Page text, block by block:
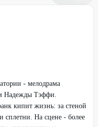
- мелодрама
Надежды Тэффи.
кипит жизнь: за стеной
сплетни. На сцене - более